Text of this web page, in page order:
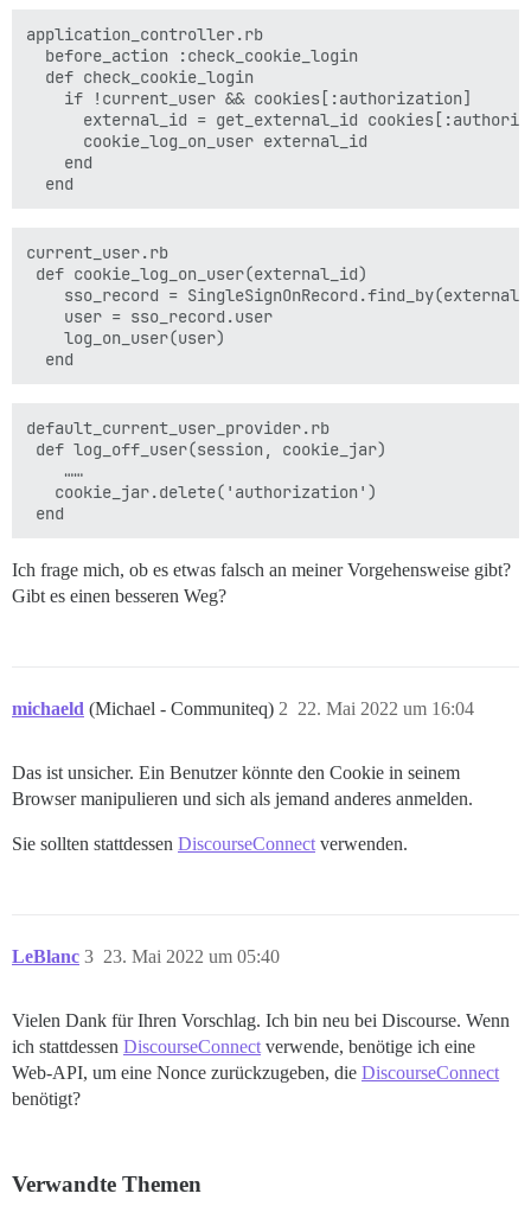
application_controller.rb
  before_action :check_cookie_login
  def check_cookie_login
    if !current_user && cookies[:authorization]
external_id = get_external_id
      cookie_log_on_user external_id
    end
current_user.rb
def cookie_log_on_user(external_id)
sso_record =
    user = sso_record.user
    log_on_user(user)
default_current_user_provider.rb
def log_off_user(session, cookie_jar)
    ……
   cookie_jar.delete('authorization')
Ich frage mich, ob es etwas falsch an meiner Vorgehensweise gibt?
Gibt es einen besseren Weg?
michaeld (Michael - Communiteq) 22. Mai 2022 um 16:04
2
Das ist unsicher. Ein Benutzer könnte den Cookie in seinem
Browser manipulieren und sich als jemand anderes anmelden.
Sie sollten stattdessen DiscourseConnect verwenden.
LeBlanc 23. Mai 2022 um 05:40
3
Vielen Dank für Ihren Vorschlag. Ich bin neu bei Discourse. Wenn
ich stattdessen DiscourseConnect verwende, benötige ich eine
Web-API, um eine Nonce zurückzugeben, die DiscourseConnect
benötigt?
Verwandte Themen